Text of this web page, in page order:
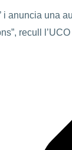
i anuncia una
recull l’UCO